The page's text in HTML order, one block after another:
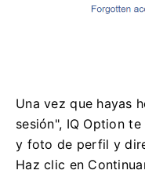
Una vez que hayas
sesión", IQ Option
y foto de perfil y
Haz clic en